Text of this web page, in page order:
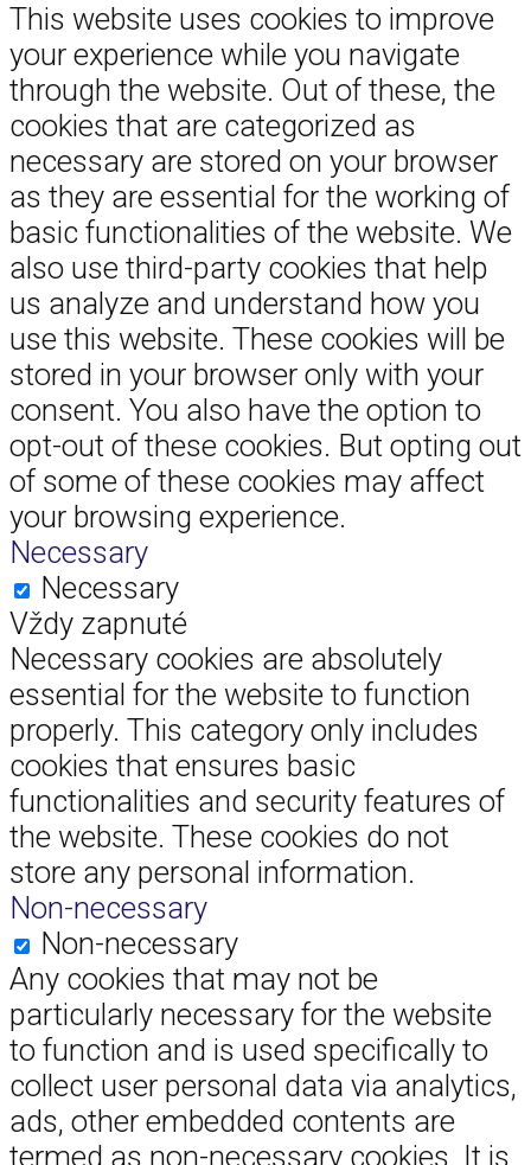
This website uses cookies to improve
your experience while you navigate
through the website. Out of these, the
cookies that are categorized as
necessary are stored on your browser
as they are essential for the working of
basic functionalities of the website. We
also use third-party cookies that help
us analyze and understand how you
use this website. These cookies will be
stored in your browser only with your
consent. You also have the option to
opt-out of these cookies. But opting out
of some of these cookies may affect
your browsing experience.
Necessary
Necessary
Vždy zapnuté
Necessary cookies are absolutely
essential for the website to function
properly. This category only includes
cookies that ensures basic
functionalities and security features of
the website. These cookies do not
store any personal information.
Non-necessary
Non-necessary
Any cookies that may not be
particularly necessary for the website
to function and is used specifically to
collect user personal data via analytics,
ads, other embedded contents are
termed as non-necessary cookies. It is